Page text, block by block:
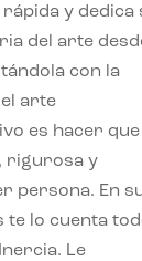
y dedica
del arte
con la
arte
es hacer que
rigurosa y
persona. En
te lo cuenta
Le